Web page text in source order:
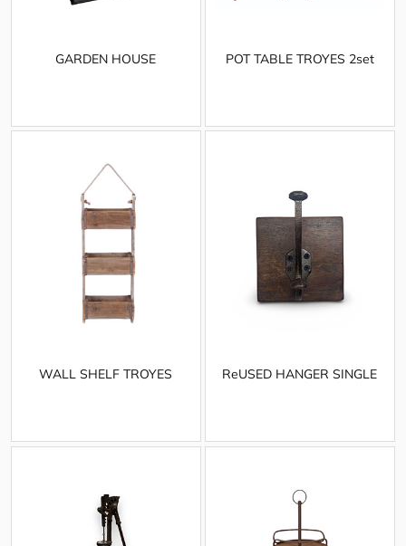
GARDEN HOUSE POT TABLE TROYES 2set
WALL SHELF TROYES ReUSED HANGER SINGLE